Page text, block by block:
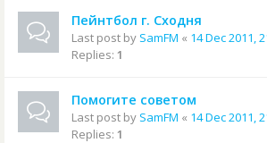
Пейнтбол г. Сходня
Last post by SamFM « 14 Dec 2011,
Replies: 1
Помогите советом
Last post by SamFM « 14 Dec 2011,
Replies: 1